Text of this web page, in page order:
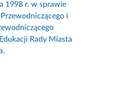
1998 r. w sprawie
i
Rady Miasta